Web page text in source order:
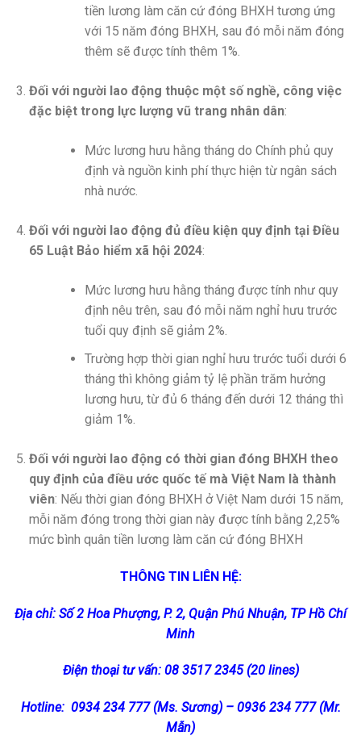
tiền lương làm căn cứ đóng BHXH tương ứng
với 15 năm đóng BHXH, sau đó mỗi năm đóng
thêm sẽ được tính thêm 1%.
Đối với người lao động thuộc một số nghề, công việc
đặc biệt trong lực lượng vũ trang nhân dân:
Mức lương hưu hằng tháng do Chính phủ quy
định và nguồn kinh phí thực hiện từ ngân sách
nhà nước.
Đối với người lao động đủ điều kiện quy định tại Điều
65 Luật Bảo hiểm xã hội 2024:
Mức lương hưu hằng tháng được tính như quy
định nêu trên, sau đó mỗi năm nghỉ hưu trước
tuổi quy định sẽ giảm 2%.
Trường hợp thời gian nghỉ hưu trước tuổi dưới 6
tháng thì không giảm tỷ lệ phần trăm hưởng
lương hưu, từ đủ 6 tháng đến dưới 12 tháng thì
giảm 1%.
Đối với người lao động có thời gian đóng BHXH theo
quy định của điều ước quốc tế mà Việt Nam là thành
viên: Nếu thời gian đóng BHXH ở Việt Nam dưới 15 năm,
mỗi năm đóng trong thời gian này được tính bằng 2,25%
mức bình quân tiền lương làm căn cứ đóng BHXH
THÔNG TIN LIÊN HỆ:
Địa chỉ: Số 2 Hoa Phượng, P. 2, Quận Phú Nhuận, TP Hồ Chí
Minh
Điện thoại tư vấn: 08 3517 2345 (20 lines)
Hotline: 0934 234 777 (Ms. Sương) – 0936 234 777 (Mr.
Mẫn)